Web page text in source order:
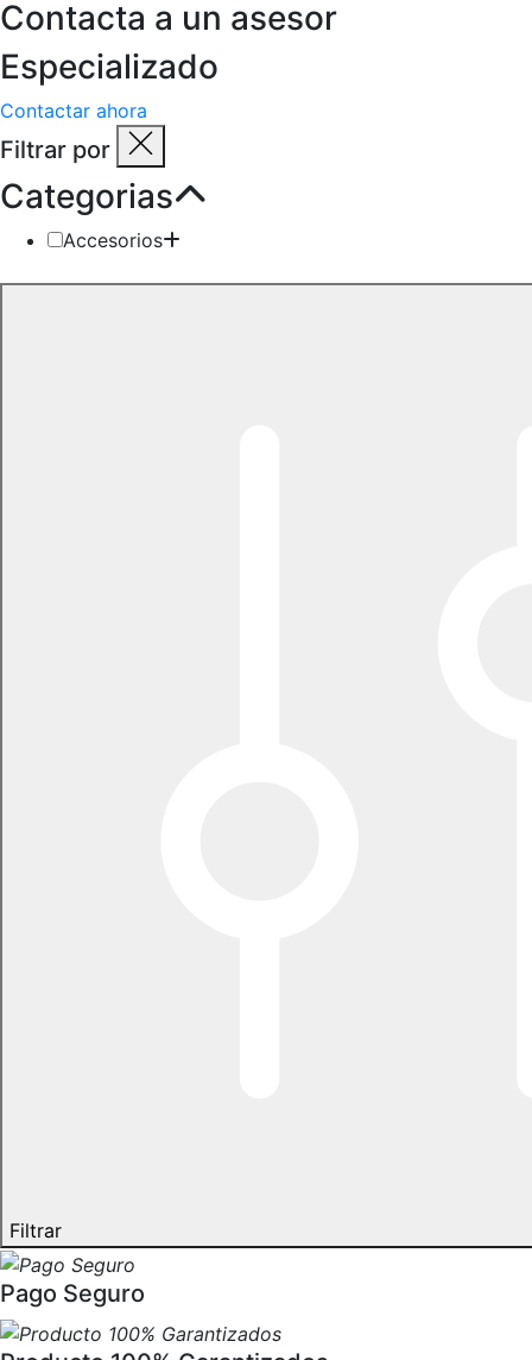
Contacta a un asesor
Especializado
Contactar ahora
Filtrar por
Categorias
Accesorios
Filtrar
Pago Seguro